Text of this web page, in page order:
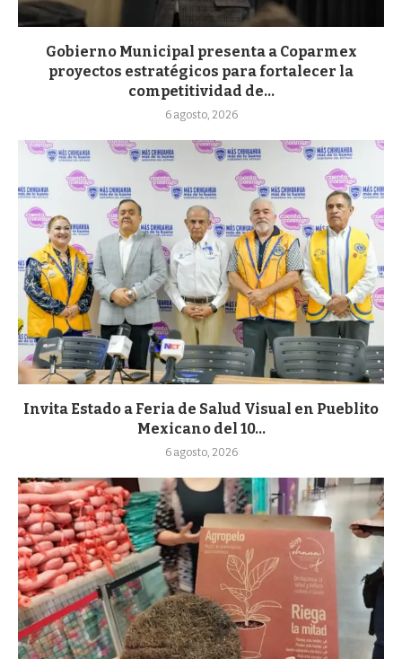
Gobierno Municipal presenta a Coparmex
proyectos estratégicos para fortalecer la
competitividad de...
6 agosto, 2026
Invita Estado a Feria de Salud Visual en Pueblito
Mexicano del 10...
6 agosto, 2026